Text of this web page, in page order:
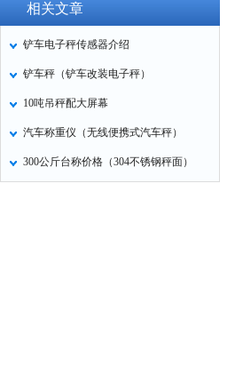
相关文章
铲车电子秤传感器介绍
铲车秤（铲车改装电子秤）
10吨吊秤配大屏幕
汽车称重仪（无线便携式汽车秤）
300公斤台称价格（304不锈钢秤面）